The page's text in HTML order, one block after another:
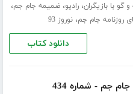
گو با بازیگران،رادیو،ضمیمه جام جم،
روزنامه جام جم،نوروز 93
دانلود کتاب
جم - شماره 434